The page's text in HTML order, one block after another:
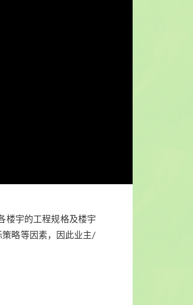
楼宇的工程规格及楼宇
略等因素，因此业主/